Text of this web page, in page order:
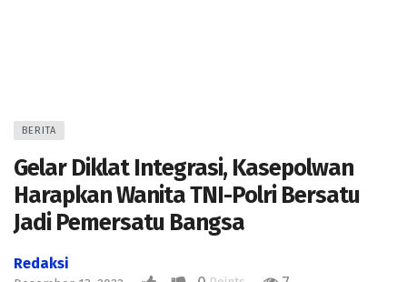
BERITA
Gelar Diklat Integrasi, Kasepolwan
Harapkan Wanita TNI-Polri Bersatu
Jadi Pemersatu Bangsa
Redaksi